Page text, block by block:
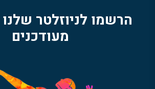
הרשמו לניוזלטר
מעודכנים